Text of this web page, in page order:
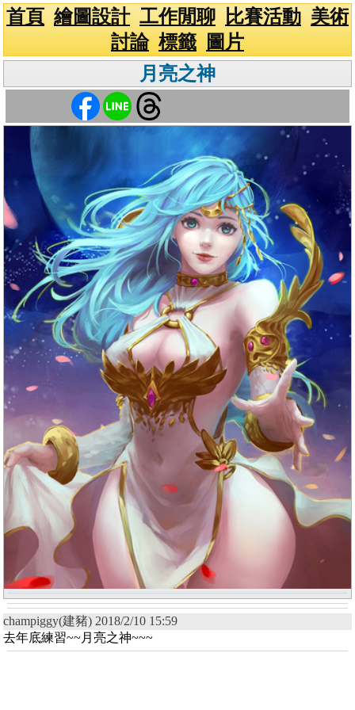
首頁 繪圖設計 工作閒聊 比賽活動 美術
討論 標籤
圖片
月亮之神
champiggy(建豬) 2018/2/10 15:59
去年底練習~~月亮之神~~~